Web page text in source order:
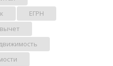
ЕГРН